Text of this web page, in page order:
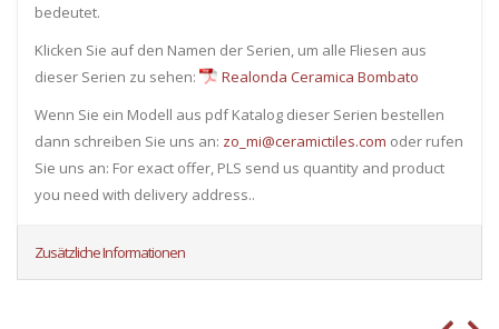
bedeutet.
Klicken Sie auf den Namen der Serien, um alle Fliesen ​​aus
dieser Serien zu sehen:
Realonda Ceramica Bombato
Wenn Sie ein Modell aus pdf Katalog dieser Serien bestellen
dann schreiben Sie uns an: zo_mi@ceramictiles.com oder rufen
Sie uns an: For exact offer, PLS send us quantity and product
you need with delivery address..
Zusätzliche Informationen